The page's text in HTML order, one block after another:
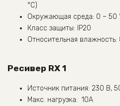
°C)
Окружающая среда: 0 ~ 50
Класс защиты: IP20
Относительная влажность:
Ресивер RX 1
Источник питания: 230 В,
Макc. нагрузка: 10А